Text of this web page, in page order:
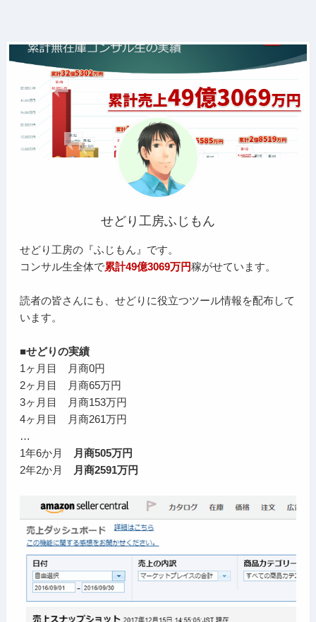
せどり工房ふじもん
せどり工房の『ふじもん』です。
コンサル生全体で累計49億3069万円稼がせています。
読者の皆さんにも、せどりに役立つツール情報を配布して
います。
■せどりの実績
1ヶ月目 月商0円
2ヶ月目 月商65万円
3ヶ月目 月商153万円
4ヶ月目 月商261万円
…
1年6か月
月商505万円
2年2か月
月商2591万円